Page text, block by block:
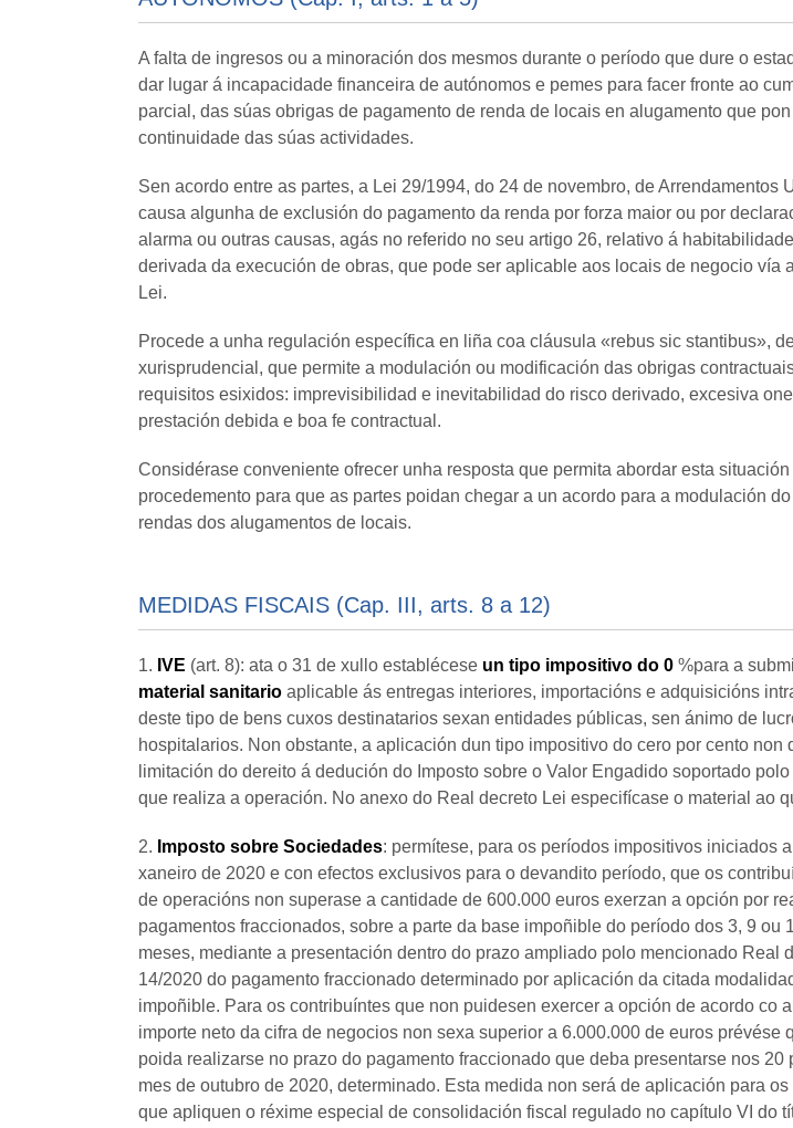
A falta de ingresos ou a minoración dos mesmos durante o período que dure o
dar lugar á incapacidade financeira de autónomos e pemes para facer fronte ao
parcial, das súas obrigas de pagamento de renda de locais en alugamento que
continuidade das súas actividades.
Sen acordo entre as partes, a Lei 29/1994, do 24 de novembro, de Arrendamentos
causa algunha de exclusión do pagamento da renda por forza maior ou por
alarma ou outras causas, agás no referido no seu artigo 26, relativo á
derivada da execución de obras, que pode ser aplicable aos locais de negocio vía
Lei.
Procede a unha regulación específica en liña coa cláusula «rebus sic stantibus»,
xurisprudencial, que permite a modulación ou modificación das obrigas
requisitos esixidos: imprevisibilidad e inevitabilidad do risco derivado, excesiva
prestación debida e boa fe contractual.
Considérase conveniente ofrecer unha resposta que permita abordar esta
procedemento para que as partes poidan chegar a un acordo para a modulación
rendas dos alugamentos de locais.
MEDIDAS FISCAIS (Cap. III, arts. 8 a 12)
1. IVE (art. 8): ata o 31 de xullo establécese un tipo impositivo do 0 %para a
material sanitario aplicable ás entregas interiores, importacións e adquisicións
deste tipo de bens cuxos destinatarios sexan entidades públicas, sen ánimo de
hospitalarios. Non obstante, a aplicación dun tipo impositivo do cero por cento non
limitación do dereito á dedución do Imposto sobre o Valor Engadido soportado
que realiza a operación. No anexo do Real decreto Lei especifícase o material ao
2. Imposto sobre Sociedades: permítese, para os períodos impositivos iniciados
xaneiro de 2020 e con efectos exclusivos para o devandito período, que os
de operacións non superase a cantidade de 600.000 euros exerzan a opción por
pagamentos fraccionados, sobre a parte da base impoñible do período dos 3, 9 ou
meses, mediante a presentación dentro do prazo ampliado polo mencionado Real
14/2020 do pagamento fraccionado determinado por aplicación da citada
impoñible. Para os contribuíntes que non puidesen exercer a opción de acordo co
importe neto da cifra de negocios non sexa superior a 6.000.000 de euros prévése
poida realizarse no prazo do pagamento fraccionado que deba presentarse nos 20
mes de outubro de 2020, determinado. Esta medida non será de aplicación para
que apliquen o réxime especial de consolidación fiscal regulado no capítulo VI do